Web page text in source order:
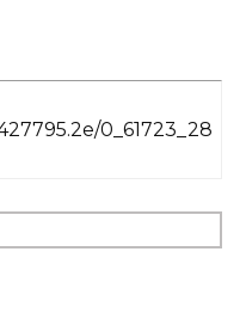
0_61723_28